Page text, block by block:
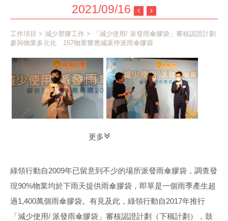
2021/09/16
工作項目 > 減少塑膠工作 > 「減少使用/ 派發雨傘膠袋」審核認證計劃
參與物業多元化 157物業響應減派停派雨傘膠袋
更多
綠領行動自2009年已留意到不少的場所派發雨傘膠袋，調查發
現90%物業均於下雨天提供雨傘膠袋，即單是一個雨季產生超
過1,400萬個雨傘膠袋。有見及此，綠領行動自2017年推行
「減少使用/ 派發雨傘膠袋」審核認證計劃（下稱計劃），鼓